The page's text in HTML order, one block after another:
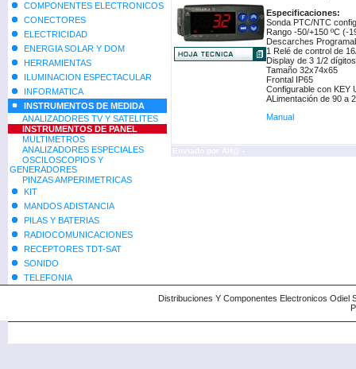
COMPONENTES ELECTRONICOS
CONECTORES
ELECTRICIDAD
ENERGIA SOLAR Y DOM
HERRAMIENTAS
ILUMINACION ESPECTACULAR
INFORMATICA
INSTRUMENTOS DE MEDIDA
ANALIZADORES TV Y SATELITES
INSTRUMENTOS DE PANEL
MULTIMETROS
ANALIZADORES ESPECIALES
OSCILOSCOPIOS Y
GENERADORES
PINZAS AMPERIMETRICAS
KIT
MANDOS ADISTANCIA
PILAS Y BATERIAS
RADIOCOMUNICACIONES
RECEPTORES TDT-SAT
SONIDO
TELEFONIA
Especificaciones:
Sonda PTC/NTC
Rango -50/+150 ºC (-
Descarches
1 Relé de control de
Display de 3 1/2
Tamaño 32x74x65
Frontal IP65
Configurable con KEY
ALimentación de 90 a
Manual
Distribuciones Y Componentes Electronicos Odiel